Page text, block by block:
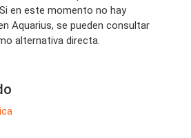
en este momento no hay
Aquarius, se pueden consultar
alternativa directa.